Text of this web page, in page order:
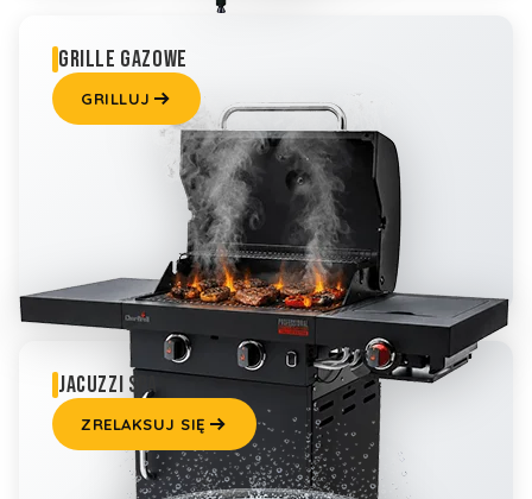
GRILLE GAZOWE
GRILLUJ
JACUZZI SPA
ZRELAKSUJ SIĘ